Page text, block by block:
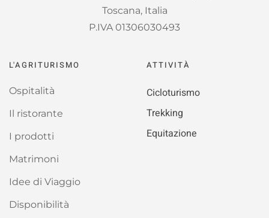
Toscana, Italia
P.IVA 01306030493
L'AGRITURISMO
Ospitalità
Il ristorante
I prodotti
Matrimoni
Idee di Viaggio
Disponibilità
ATTIVITÀ
Cicloturismo
Trekking
Equitazione